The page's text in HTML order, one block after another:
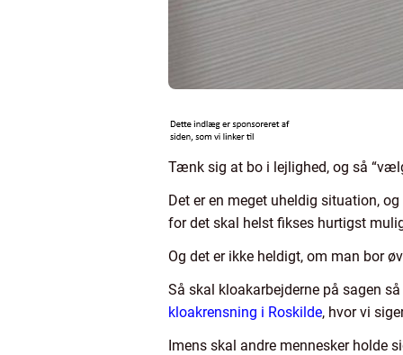
Tænk sig at bo i lejlighed, og så
Det er en meget uheldig situation,
for det skal helst fikses hurtigst
Og det er ikke heldigt, om man bor
Så skal kloakarbejderne på sagen
kloakrensning i Roskilde, hvor vi
Imens skal andre mennesker holde